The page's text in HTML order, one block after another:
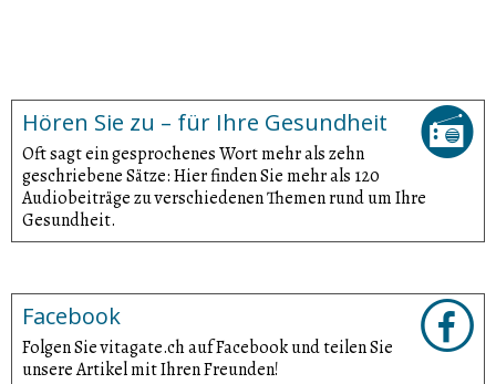
Hören Sie zu – für Ihre Gesundheit
Oft sagt ein gesprochenes Wort mehr als zehn
geschriebene Sätze: Hier finden Sie mehr als 120
Audiobeiträge zu verschiedenen Themen rund um Ihre
Gesundheit.
Facebook
Folgen Sie vitagate.ch auf Facebook und teilen Sie
unsere Artikel mit Ihren Freunden!